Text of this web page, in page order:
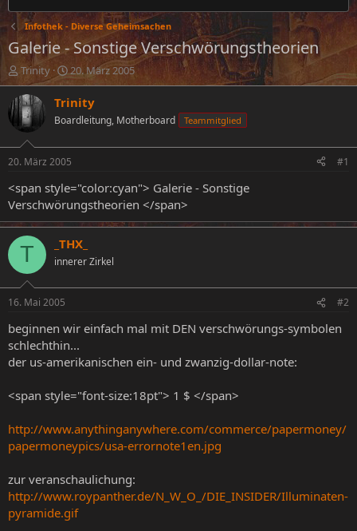
Infothek - Diverse Geheimsachen
Galerie - Sonstige Verschwörungstheorien
E
r
s
t
e
l
e
r
Trinity
E
r
s
e
l
t
a
20. März 2005
Trinity
Boardleitung, Motherboard Teammitglied
20. März 2005 #1
<span style="color:cyan"> Galerie - Sonstige
Verschwörungstheorien </span>
T _THX_
innerer Zirkel
16. Mai 2005 #2
beginnen wir einfach mal mit DEN verschwörungs-symbolen
schlechthin...
der us-amerikanischen ein- und zwanzig-dollar-note:
<span style="font-size:18pt"> 1 $ </span>
http://www.anythinganywhere.com/commerce/papermoney/
papermoneypics/usa-errornote1en.jpg
zur veranschaulichung:
http://www.roypanther.de/N_W_O_/DIE_INSIDER/Illuminaten-
pyramide.gif